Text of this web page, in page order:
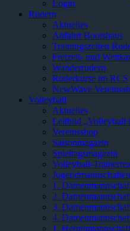
Login
Rudern
Aktuelles
Anfahrt Bootshaus
Trainingszeiten
Freizeit- und
Wanderrudern
Ruderkurse im RCS
NewWave
Volleyball
Aktuelles
Leitbild „Volleyball
Vereinsshop
Saisonmagazin
Spieltagsmagazin
Volleyball-
Jugendmannschaften
1.
2.
3.
4.
1. Herrenmannschaft